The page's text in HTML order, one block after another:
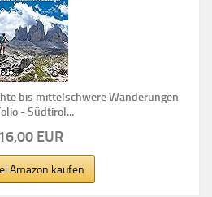
bis mittelschwere Wanderungen
- Südtirol...
EUR
Amazon kaufen